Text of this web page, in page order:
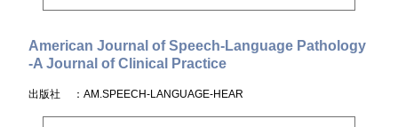
American Journal of Speech-Language Pathology
-A Journal of Clinical Practice
出版社 ：AM.SPEECH-LANGUAGE-HEAR